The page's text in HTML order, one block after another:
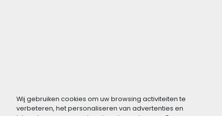
Wij gebruiken cookies om uw browsing activiteiten te
verbeteren, het personaliseren van advertenties en